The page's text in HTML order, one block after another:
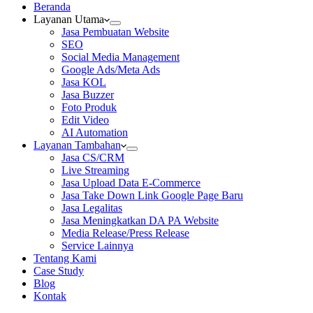
Beranda
Layanan Utama
Jasa Pembuatan Website
SEO
Social Media Management
Google Ads/Meta Ads
Jasa KOL
Jasa Buzzer
Foto Produk
Edit Video
AI Automation
Layanan Tambahan
Jasa CS/CRM
Live Streaming
Jasa Upload Data E-Commerce
Jasa Take Down Link Google Page Baru
Jasa Legalitas
Jasa Meningkatkan DA PA Website
Media Release/Press Release
Service Lainnya
Tentang Kami
Case Study
Blog
Kontak